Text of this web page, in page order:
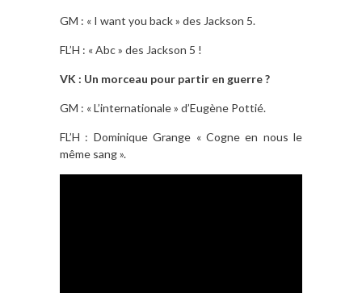
GM : « I want you back » des Jackson 5.
FL’H : « Abc » des Jackson 5 !
VK : Un morceau pour partir en guerre ?
GM : « L’internationale » d’Eugène Pottié.
FL’H : Dominique Grange « Cogne en nous le
même sang ».